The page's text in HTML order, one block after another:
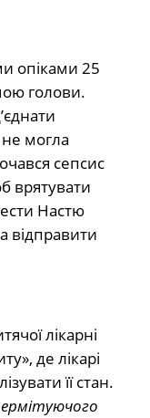
опіками 25
голови.
могла
сепсис
врятувати
Настю
відправити
лікарні
де лікарі
її стан.